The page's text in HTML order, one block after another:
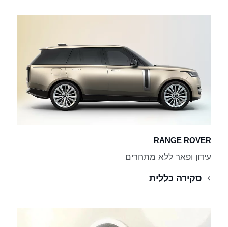
RANGE ROVER
עידון ופאר ללא מתחרים
סקירה כללית